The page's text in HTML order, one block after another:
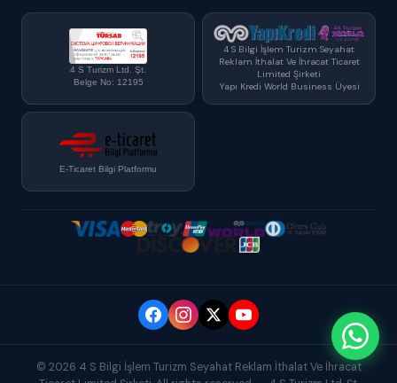
4 S Turizm Ltd. Şt.
Belge No: 12195
4 S Bilgi İşlem Turizm Seyahat
Reklam İthalat Ve İhracat Ticaret
Limited Şirketi
Yapı Kredi World Business Üyesi
E-Ticaret Bilgi Platformu
© 2026 4 S Bilgi İşlem Turizm Seyahat Reklam İthalat Ve İhracat